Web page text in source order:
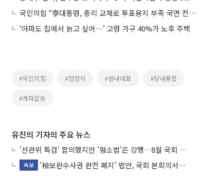
국민의힘 “李대통령, 총리 교체로 투표용지 부족 국면 전환하려 해”
‘아파도 집에서 늙고 싶어…’ 고령 가구 40%가 노후 주택
#국민의힘 #정점식 #원내대표 #당내통합
#계파갈등
유진의 기자의 주요 뉴스
'선관위 특검' 합의했지만 '형소법'은 강행…8월 국회 '입법 2차전' 예고
속보
'檢보완수사권 완전 폐지' 법안, 국회 본회의서 민주당 주도 통과